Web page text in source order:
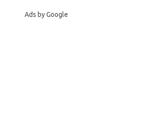
Ads by Google